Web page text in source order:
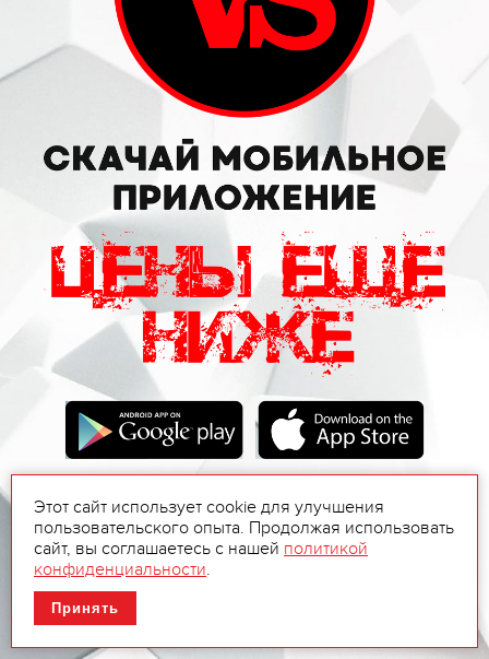
Этот сайт использует cookie для улучшения
пользовательского опыта. Продолжая использовать
сайт, вы соглашаетесь с нашей политикой
конфиденциальности.
Принять